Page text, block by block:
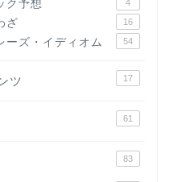
ク予想 4
ざ 16
ーズ・イディオム 54
ツ 17
61
83